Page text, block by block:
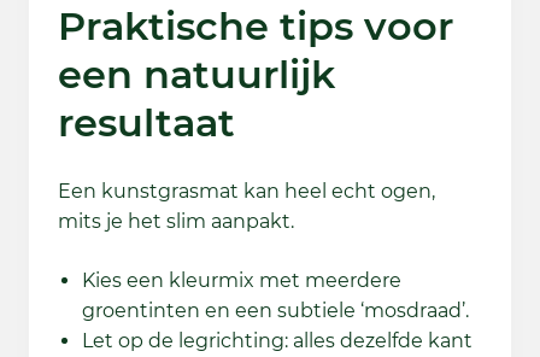
Praktische tips voor
een natuurlijk
resultaat
Een kunstgrasmat kan heel echt ogen,
mits je het slim aanpakt.
Kies een kleurmix met meerdere
groentinten en een subtiele ‘mosdraad’.
Let op de legrichting: alles dezelfde kant